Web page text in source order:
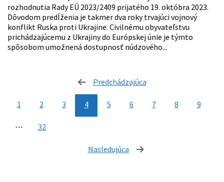
rozhodnutia Rady EÚ 2023/2409 prijatého 19. októbra 2023.
Dôvodom predĺženia je takmer dva roky trvajúci vojnový
konflikt Ruska proti Ukrajine. Civilnému obyvateľstvu
prichádzajúcemu z Ukrajiny do Európskej únie je týmto
spôsobom umožnená dostupnosť núdzového...
Predchádzajúca
1 2 3 4 5 6 7 8 9
⋯ 32
Nasledujúca stránka